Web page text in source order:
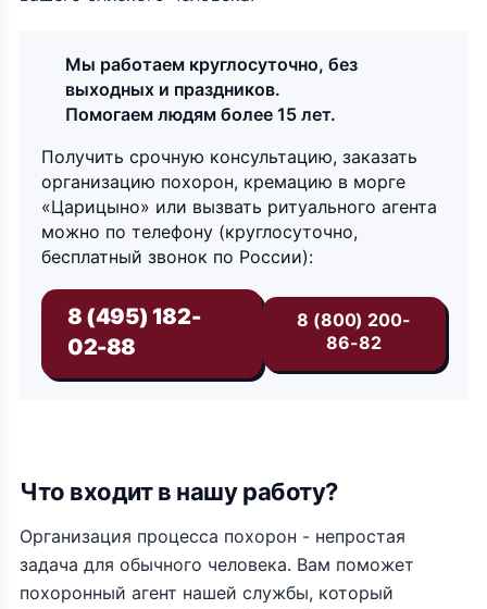
Мы работаем круглосуточно, без
выходных и праздников.
Помогаем людям более 15 лет.
Получить срочную консультацию, заказать
организацию похорон, кремацию в морге
«Царицыно» или вызвать ритуального агента
можно по телефону (круглосуточно,
бесплатный звонок по России):
8 (495) 182-
02-88
8 (800) 200-
86-82
Что входит в нашу работу?
Организация процесса похорон - непростая
задача для обычного человека. Вам поможет
похоронный агент нашей службы, который